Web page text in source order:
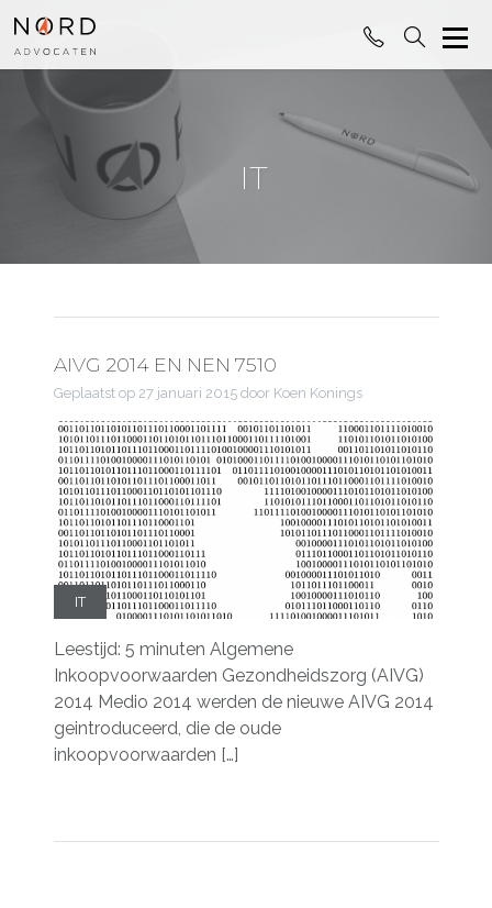
IT
AIVG 2014 EN NEN 7510
Geplaatst op 27 januari 2015door Koen Konings
IT
Leestijd: 5 minuten Algemene
Inkoopvoorwaarden Gezondheidszorg (AIVG)
2014 Medio 2014 werden de nieuwe AIVG 2014
geintroduceerd, die de oude
inkoopvoorwaarden […]